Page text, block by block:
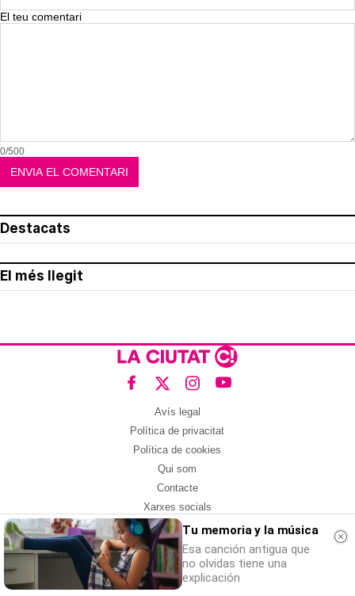
El teu comentari
0/500
Destacats
El més llegit
Avís legal
Política de privacitat
Política de cookies
Qui som
Contacte
Xarxes socials
Amb col·laboració de:Tu memoria y la música
Esa canción antigua que
no olvidas tiene una
explicación